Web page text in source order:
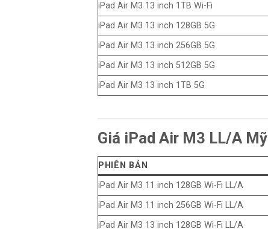
iPad Air M3 13 inch 1TB Wi-Fi
iPad Air M3 13 inch 128GB 5G
iPad Air M3 13 inch 256GB 5G
iPad Air M3 13 inch 512GB 5G
iPad Air M3 13 inch 1TB 5G
Giá iPad Air M3 LL/A Mỹ
PHIÊN BẢN
iPad Air M3 11 inch 128GB Wi-Fi LL/A
iPad Air M3 11 inch 256GB Wi-Fi LL/A
iPad Air M3 13 inch 128GB Wi-Fi LL/A